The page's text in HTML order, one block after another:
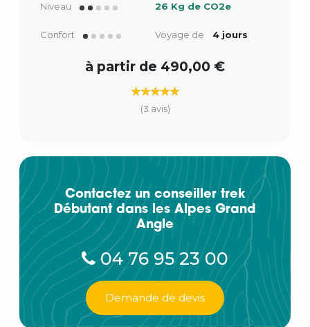
Niveau 26 Kg de CO2e
Confort Voyage de 4 jours
à partir de 490,00 €
(3 avis)
Contactez un conseiller trek
Débutant dans les Alpes Grand
Angle
04 76 95 23 00
Demande de devis